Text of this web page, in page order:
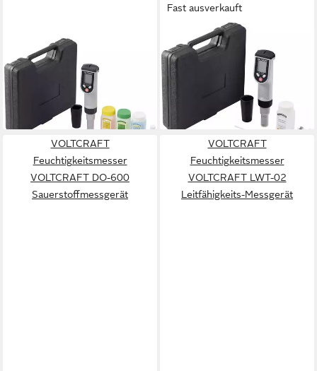
Wasserzähler pH-Redox-
Temperatur Messgerät VC-
8816980
ab 82,72 €
lieferbar - in 2-3 Werktagen bei dir
Fast ausverkauft
VOLTCRAFT
Wasserzähler Messgerät für
gelösten Sauerstoff VC-
8813805
ab 160,55 €
lieferbar - in 2-3 Werktagen bei dir
VOLTCRAFT
Feuchtigkeitsmesser
VOLTCRAFT DO-600
Sauerstoffmessgerät
VOLTCRAFT
Feuchtigkeitsmesser
VOLTCRAFT LWT-02
Leitfähigkeits-Messgerät